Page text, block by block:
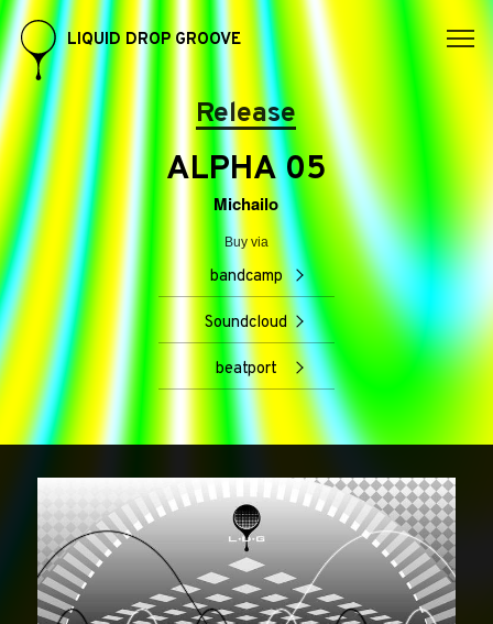
LIQUID DROP GROOVE
Release
ALPHA 05
Michailo
Buy via
bandcamp
Soundcloud
beatport